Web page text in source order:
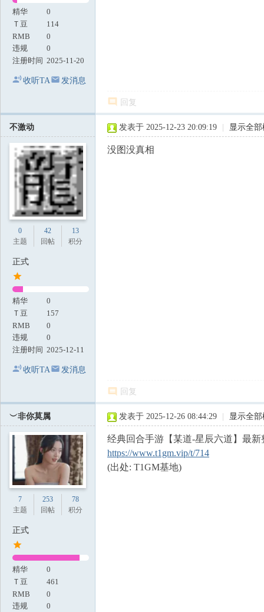
精华
0
Ｔ豆
114
RMB
0
违规
0
注册时间 2025-11-20
收听TA 发消息
回复
不激动
0
主题
42
回帖
13
积分
正式
精华
0
Ｔ豆
157
RMB
0
违规
0
注册时间 2025-12-11
收听TA 发消息
发表于 2025-12-23 20:09:19 显示全
没图没真相
回复
︶非你莫属
7
主题
253
回帖
78
积分
正式
精华
0
Ｔ豆
461
RMB
0
违规
0
发表于 2025-12-26 08:44:29 显示全
经典回合手游【某道-星辰六道】最
https://www.t1gm.vip/t/714
(出处: T1GM基地)